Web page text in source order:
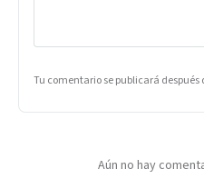
Tu comentario se publicará después
Aún no hay